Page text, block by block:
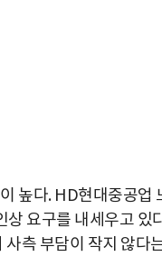
높다. HD현대중공
요구를 내세우고
측 부담이 작지 않다